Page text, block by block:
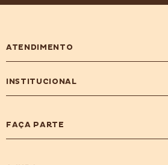
ATENDIMENTO
INSTITUCIONAL
FAÇA PARTE